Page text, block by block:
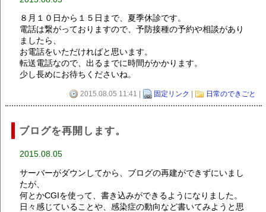
８月１０日から１５日まで、夏季休診です。
電話は繋がっておりますので、予防接種の予約や相談があり
ましたら、
お電話をいただければと思います。
転送電話なので、出るまでに時間がかかります。
少し長めにお待ちくださいね。
2015.08.05 11:41 | 固定リンク | 日常のできごと
ブログを再開します。
2015.08.05
サーバーがダウンしてから、ブログの再建ができずにいまし
たが、
何とかCGIを使って、書き込みができるようになりました。
日々感じていることや、感染症の動向など書いてみようと思